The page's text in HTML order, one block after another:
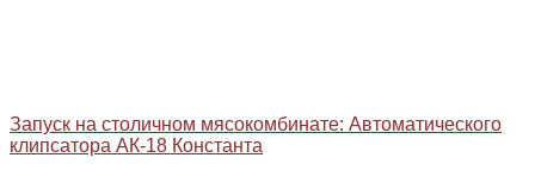
Запуск на столичном мясокомбинате: Автоматического
клипсатора АК-18 Константа